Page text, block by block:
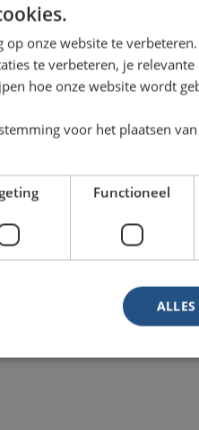
onze website te
te verbeteren, je relevante
hoe onze website wordt
voor het plaatsen van
Functioneel
ALLES